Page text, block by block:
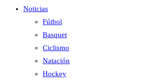
Noticias
Fútbol
Basquet
Ciclismo
Natación
Hockey